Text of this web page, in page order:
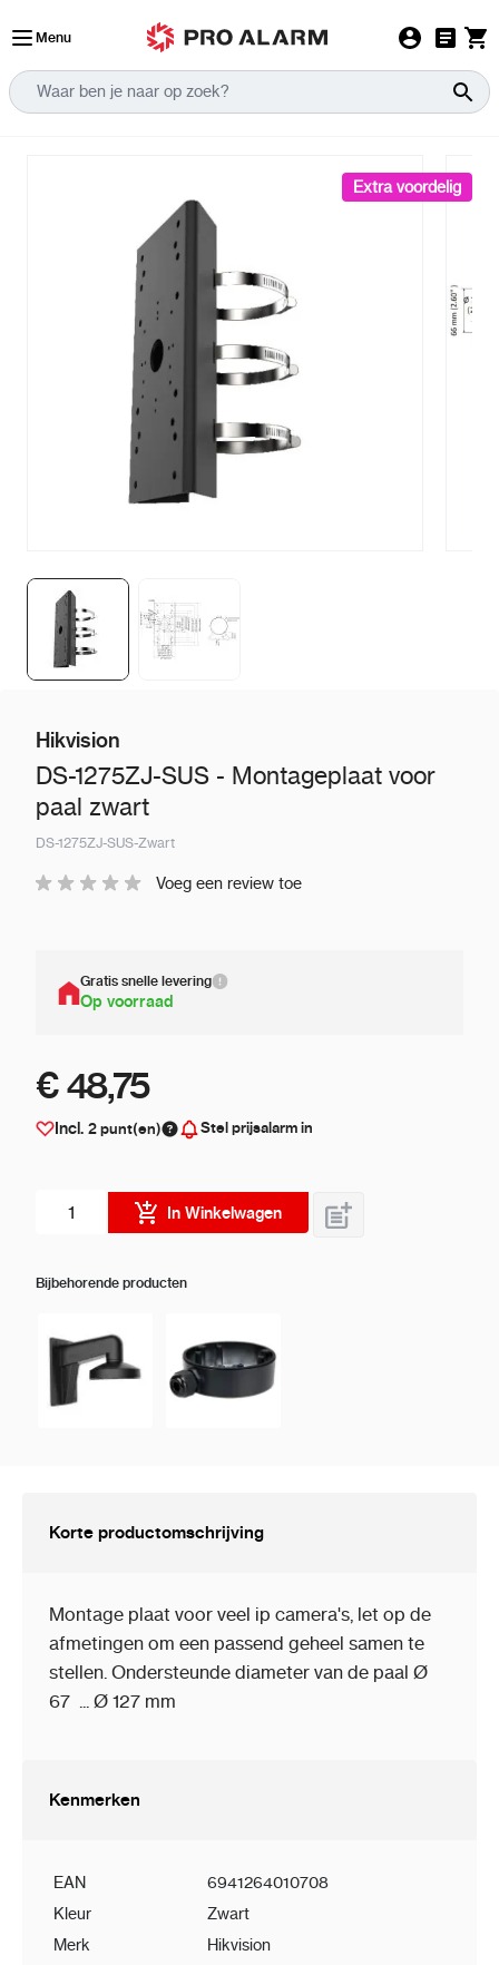
Menu
Extra voordelig
Hikvision
DS-1275ZJ-SUS - Montageplaat voor
paal zwart
DS-1275ZJ-SUS-Zwart
Voeg een review toe
Gratis snelle levering
Op voorraad
€ 48,75
Incl. 2punt(en) Stel prijsalarm in
In Winkelwagen
Bijbehorende producten
Korte productomschrijving
Montage plaat voor veel ip camera's, let op de
afmetingen om een passend geheel samen te
stellen. Ondersteunde diameter van de paal Ø
67 ... Ø 127 mm
Kenmerken
EAN
6941264010708
Kleur
Zwart
Merk
Hikvision